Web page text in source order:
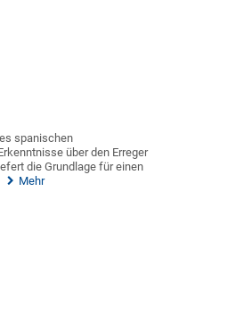
spanischen
über den Erreger
die Grundlage für einen
Mehr